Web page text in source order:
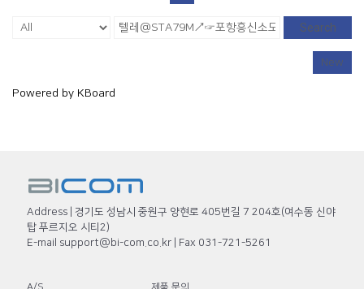
Search
New
Powered by KBoard
Address | 경기도 성남시 중원구 양현로 405번길 7 204호(여수동 신야
탑 푸르지오 시티2)
E-mail support@bi-com.co.kr | Fax 031-721-5261